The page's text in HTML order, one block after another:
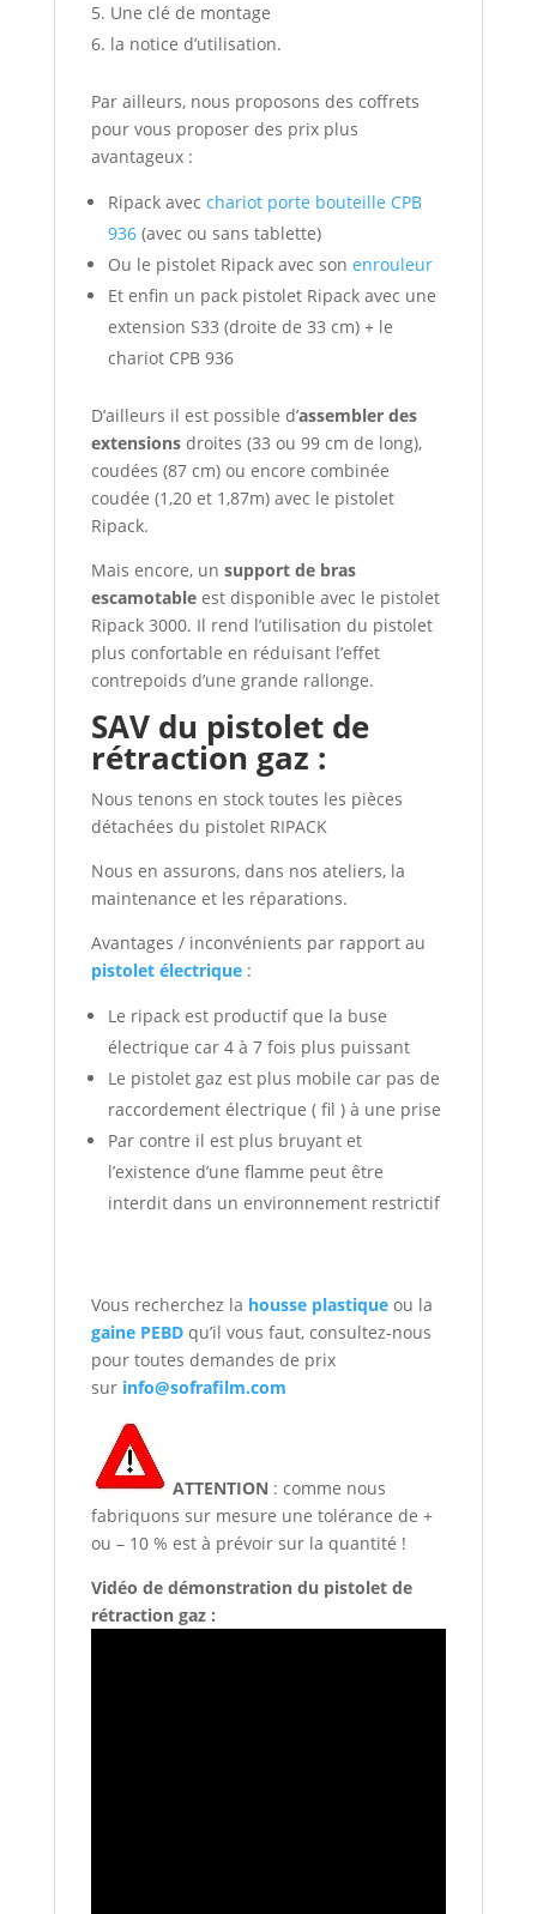
Une clé de montage
la notice d’utilisation.
Par ailleurs, nous proposons des coffrets
pour vous proposer des prix plus
avantageux :
Ripack avec chariot porte bouteille CPB
936(avec ou sans tablette)
Ou le pistolet Ripack avec son enrouleur
Et enfin un pack pistolet Ripack avec une
extension S33 (droite de 33 cm) + le
chariot CPB 936
D’ailleurs il est possible d’assembler des
extensionsdroites (33 ou 99 cm de long),
coudées (87 cm) ou encore combinée
coudée (1,20 et 1,87m) avec le pistolet
Ripack.
Mais encore, un support de bras
escamotableest disponible avec le pistolet
Ripack 3000. Il rend l’utilisation du pistolet
plus confortable en réduisant l’effet
contrepoids d’une grande rallonge.
SAV du pistolet de
rétraction gaz :
Nous tenons en stock toutes les pièces
détachées du pistolet RIPACK
Nous en assurons, dans nos ateliers, la
maintenance et les réparations.
Avantages / inconvénients par rapport au
pistolet électrique:
Le ripack est productif que la buse
électrique car 4 à 7 fois plus puissant
Le pistolet gaz est plus mobile car pas de
raccordement électrique ( fil ) à une prise
Par contre il est plus bruyant et
l’existence d’une flamme peut être
interdit dans un environnement restrictif
Vous recherchez la housse plastiqueou la
gaine PEBDqu’il vous faut, consultez-nous
pour toutes demandes de prix
sur info@sofrafilm.com
ATTENTION : comme nous
fabriquons sur mesure une tolérance de +
ou – 10 % est à prévoir sur la quantité !
Vidéo de démonstration du pistolet de
rétraction gaz :